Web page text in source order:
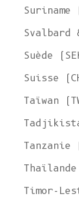
Suriname
Svalbard
Suède
Suisse
Taïwan
Tanzanie
Timor-